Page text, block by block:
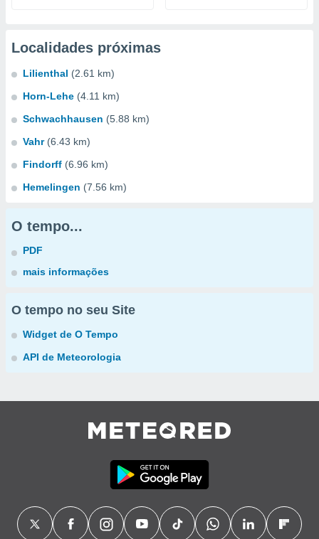
Localidades próximas
Lilienthal (2.61 km)
Horn-Lehe (4.11 km)
Schwachhausen (5.88 km)
Vahr (6.43 km)
Findorff (6.96 km)
Hemelingen (7.56 km)
O tempo...
PDF
mais informações
O tempo no seu Site
Widget de O Tempo
API de Meteorologia